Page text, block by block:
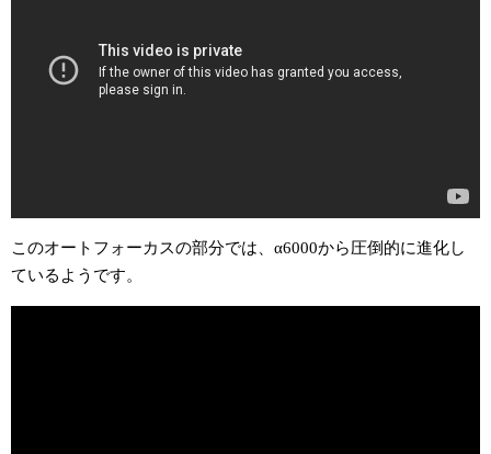
このオートフォーカスの部分では、α6000から圧倒的に進化し
ているようです。